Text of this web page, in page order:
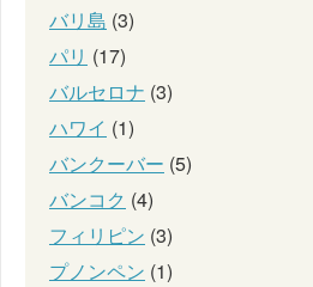
バリ島 (3)
パリ (17)
バルセロナ (3)
ハワイ (1)
バンクーバー (5)
バンコク (4)
フィリピン (3)
プノンペン (1)